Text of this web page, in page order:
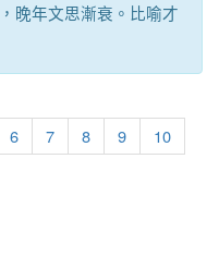
晚年文思漸衰。比喻才
6 7 8 9
10